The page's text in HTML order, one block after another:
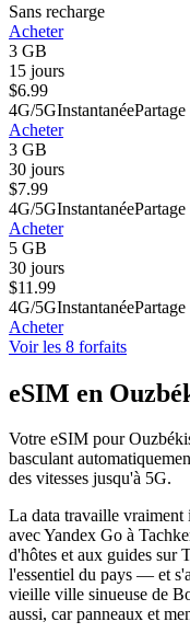
Sans recharge
Acheter
3 GB
15 jours
$6.99
4G/5GInstantanéePartage
Acheter
3 GB
30 jours
$7.99
4G/5GInstantanéePartage
Acheter
5 GB
30 jours
$11.99
4G/5GInstantanéePartage
Acheter
Voir les 8 forfaits
eSIM en
Votre eSIM pour
basculant
des vitesses jusqu'à 5G.
La data travaille vraiment
avec Yandex Go à
d'hôtes et aux guides sur
l'essentiel du pays — et
vieille ville sinueuse de
aussi, car panneaux et